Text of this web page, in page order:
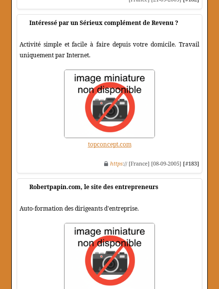
Intéressé par un Sérieux complément de Revenu ?
Activité simple et facile à faire depuis votre domicile. Travail
uniquement par Internet.
topconcept.com
https:// [France] [08-09-2005] [#183]
Robertpapin.com, le site des entrepreneurs
Auto-formation des dirigeants d'entreprise.